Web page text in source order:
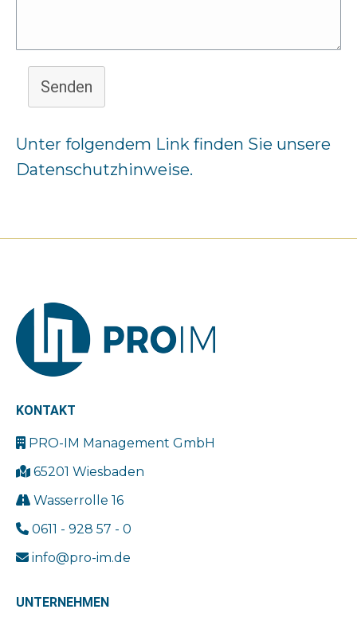
Senden
Unter folgendem Link finden Sie unsere
Datenschutzhinweise.
KONTAKT
PRO-IM Management GmbH
65201 Wiesbaden
Wasserrolle 16
0611 - 928 57 - 0
info@pro-im.de
UNTERNEHMEN